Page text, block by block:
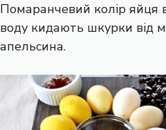
Помаранчевий колір яйця
воду кидають шкурки від
апельсина.